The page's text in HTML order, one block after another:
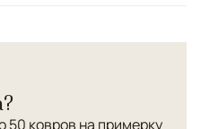
с эффектом 3D придаст
стиле. Ковер
новозеландской
50 ковров на примерку